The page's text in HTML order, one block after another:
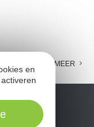
MEER
en